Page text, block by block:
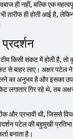
ही नहीं, बल्कि एक
भी तारीफ ही होती आई है,
किसी संकट में होती है, तो
से बाहर लाए। अक्षर पटेल ने
का अनुभव है और इसका
लगातार गिर रहे थे, तब
और प्रभावी थी, जिससे
पटेल की बहुमुखी
बनाता है।